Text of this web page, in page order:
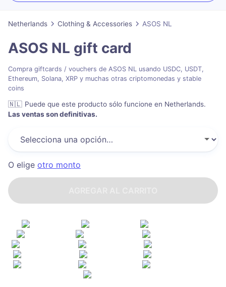
Netherlands Clothing & Accessories ASOS NL
ASOS NL gift card
Compra giftcards / vouchers de ASOS NL usando USDC, USDT,
Ethereum, Solana, XRP y muchas otras criptomonedas y stable
coins
🇳🇱 Puede que este producto sólo funcione en Netherlands.
Las ventas son definitivas.
O elige otro monto